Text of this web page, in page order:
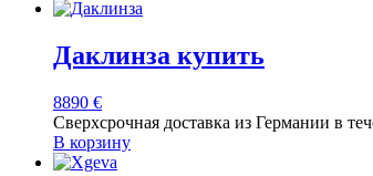
Даклинза купить
8890 €
Сверхсрочная доставка из Германии в
В корзину